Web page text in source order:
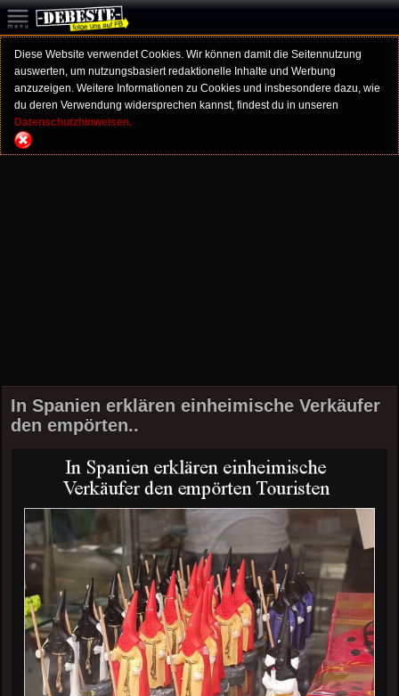
Diese Website verwendet Cookies. Wir können damit die Seitennutzung
auswerten, um nutzungsbasiert redaktionelle Inhalte und Werbung
anzuzeigen. Weitere Informationen zu Cookies und insbesondere dazu, wie
du deren Verwendung widersprechen kannst, findest du in unseren
Datenschutzhinweisen.
In Spanien erklären einheimische Verkäufer
den empörten..